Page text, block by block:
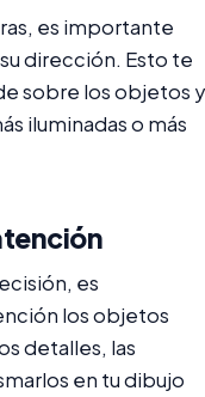
es importante
dirección. Esto te
sobre los objetos y
iluminadas o más
es
los objetos
detalles, las
en tu dibujo